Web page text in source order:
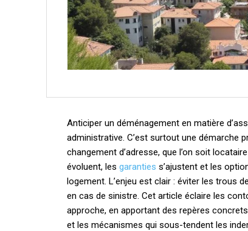
Anticiper un déménagement en matière
administrative. C’est surtout une démarche
changement d’adresse, que l’on soit
évoluent, les garanties s’ajustent et les
logement. L’enjeu est clair : éviter les trous
en cas de sinistre. Cet article éclaire les
approche, en apportant des repères
et les mécanismes qui sous-tendent les